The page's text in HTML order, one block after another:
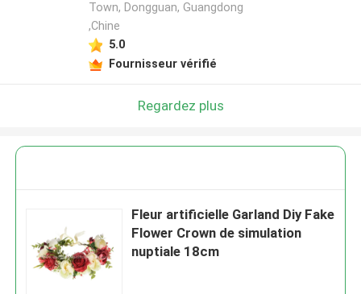
Town, Dongguan, Guangdong
,Chine
5.0
Fournisseur vérifié
Regardez plus
Fleur artificielle Garland Diy Fake
Flower Crown de simulation
nuptiale 18cm